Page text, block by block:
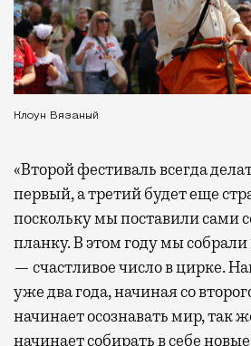
Клоун Вязаный
«Второй фестиваль всегда
первый, а третий будет еще
поскольку мы поставили сами
планку. В этом году мы собрали
— счастливое число в цирке.
уже два года, начиная со
начинает осознавать мир, так
начинает собирать в себе